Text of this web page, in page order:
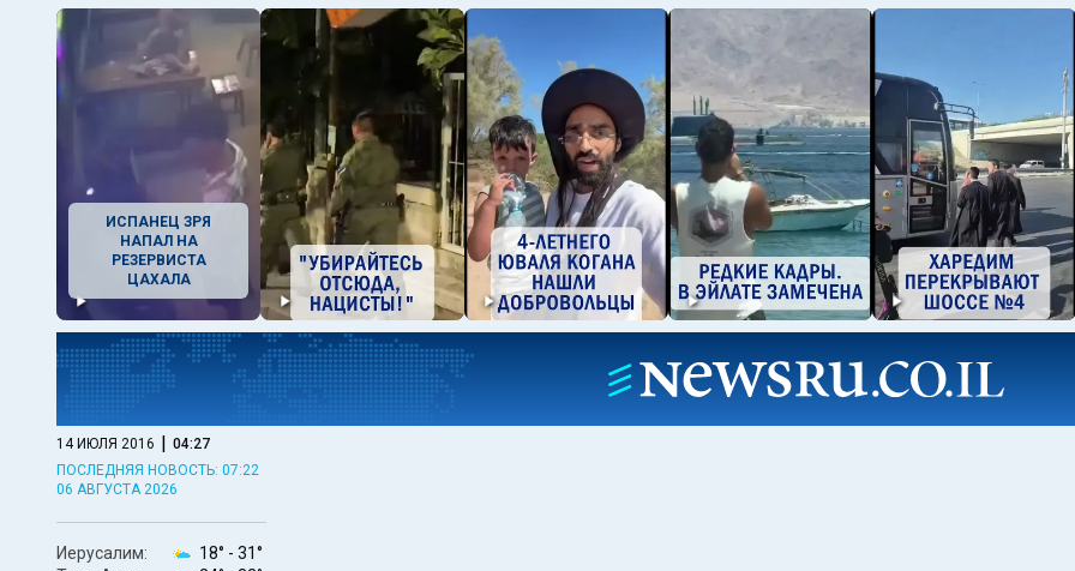
ИСПАНЕЦ ЗРЯ
НАПАЛ НА
РЕЗЕРВИСТА
ЦАХАЛА
14 ИЮЛЯ 2016 | 04:27
ПОСЛЕДНЯЯ НОВОСТЬ: 07:22
06 АВГУСТА 2026
Иерусалим: 18° - 31°